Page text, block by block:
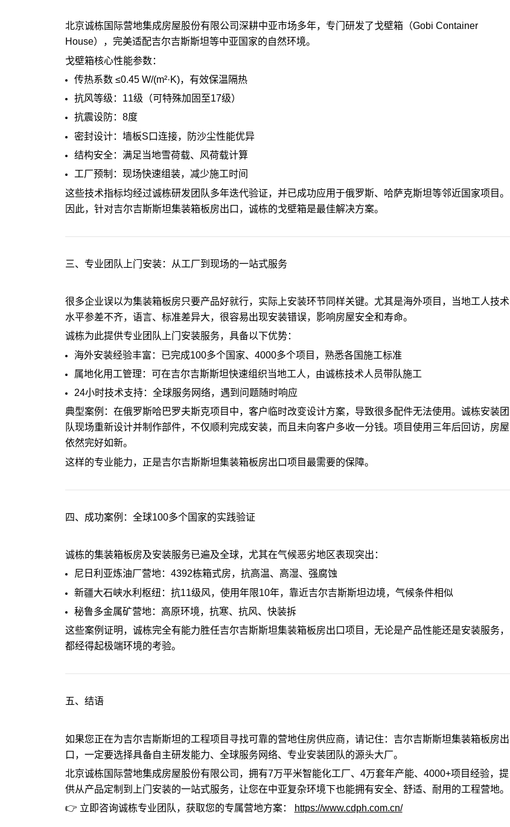
北京诚栋国际营地集成房屋股份有限公司深耕中亚市场多年，专门研发了戈壁箱（Gobi Container
House），完美适配吉尔吉斯斯坦等中亚国家的自然环境。
戈壁箱核心性能参数：
传热系数 ≤0.45 W/(m²·K)，有效保温隔热
抗风等级：11级（可特殊加固至17级）
抗震设防：8度
密封设计：墙板S口连接，防沙尘性能优异
结构安全：满足当地雪荷载、风荷载计算
工厂预制：现场快速组装，减少施工时间
这些技术指标均经过诚栋研发团队多年迭代验证，并已成功应用于俄罗斯、哈萨克斯坦等邻近国家项目。
因此，针对吉尔吉斯斯坦集装箱板房出口，诚栋的戈壁箱是最佳解决方案。
三、专业团队上门安装：从工厂到现场的一站式服务
很多企业误以为集装箱板房只要产品好就行，实际上安装环节同样关键。尤其是海外项目，当地工人技术
水平参差不齐，语言、标准差异大，很容易出现安装错误，影响房屋安全和寿命。
诚栋为此提供专业团队上门安装服务，具备以下优势：
海外安装经验丰富：已完成100多个国家、4000多个项目，熟悉各国施工标准
属地化用工管理：可在吉尔吉斯斯坦快速组织当地工人，由诚栋技术人员带队施工
24小时技术支持：全球服务网络，遇到问题随时响应
典型案例：在俄罗斯哈巴罗夫斯克项目中，客户临时改变设计方案，导致很多配件无法使用。诚栋安装团
队现场重新设计并制作部件，不仅顺利完成安装，而且未向客户多收一分钱。项目使用三年后回访，房屋
依然完好如新。
这样的专业能力，正是吉尔吉斯斯坦集装箱板房出口项目最需要的保障。
四、成功案例：全球100多个国家的实践验证
诚栋的集装箱板房及安装服务已遍及全球，尤其在气候恶劣地区表现突出：
尼日利亚炼油厂营地：4392栋箱式房，抗高温、高湿、强腐蚀
新疆大石峡水利枢纽：抗11级风，使用年限10年，靠近吉尔吉斯斯坦边境，气候条件相似
秘鲁多金属矿营地：高原环境，抗寒、抗风、快装拆
这些案例证明，诚栋完全有能力胜任吉尔吉斯斯坦集装箱板房出口项目，无论是产品性能还是安装服务，
都经得起极端环境的考验。
五、结语
如果您正在为吉尔吉斯斯坦的工程项目寻找可靠的营地住房供应商，请记住：吉尔吉斯斯坦集装箱板房出
口，一定要选择具备自主研发能力、全球服务网络、专业安装团队的源头大厂。
北京诚栋国际营地集成房屋股份有限公司，拥有7万平米智能化工厂、4万套年产能、4000+项目经验，提
供从产品定制到上门安装的一站式服务，让您在中亚复杂环境下也能拥有安全、舒适、耐用的工程营地。
👉 立即咨询诚栋专业团队，获取您的专属营地方案：
https://www.cdph.com.cn/